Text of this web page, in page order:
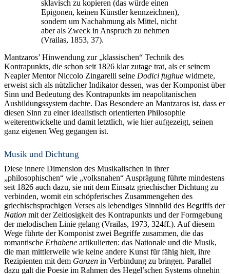
sklavisch zu kopieren (das würde einen
Epigonen, keinen Künstler kennzeichnen),
sondern um Nachahmung als Mittel, nicht
aber als Zweck in Anspruch zu nehmen
(Vrailas, 1853, 37).
Mantzaros’ Hinwendung zur „klassischen“ Technik des
Kontrapunkts, die schon seit 1826 klar zutage trat, als er seinem
Neapler Mentor Niccolo Zingarelli seine Dodici fughue widmete,
erweist sich als nützlicher Indikator dessen, was der Komponist über
Sinn und Bedeutung des Kontrapunkts im neapolitanischen
Ausbildungssystem dachte. Das Besondere an Mantzaros ist, dass er
diesen Sinn zu einer idealistisch orientierten Philosophie
weiterentwickelte und damit letztlich, wie hier aufgezeigt, seinen
ganz eigenen Weg gegangen ist.
Musik und Dichtung
Diese innere Dimension des Musikalischen in ihrer
„philosophischen“ wie „volksnahen“ Ausprägung führte mindestens
seit 1826 auch dazu, sie mit dem Einsatz griechischer Dichtung zu
verbinden, womit ein schöpferisches Zusammengehen des
griechischsprachigen Verses als lebendiges Sinnbild des Begriffs der
Nation mit der Zeitlosigkeit des Kontrapunkts und der Formgebung
der melodischen Linie gelang (Vrailas, 1973, 324ff.). Auf diesem
Wege führte der Komponist zwei Begriffe zusammen, die das
romantische Erhabene artikulierten: das Nationale und die Musik,
die man mittlerweile wie keine andere Kunst für fähig hielt, ihre
Rezipienten mit dem Ganzen in Verbindung zu bringen. Parallel
dazu galt die Poesie im Rahmen des Hegel’schen Systems ohnehin